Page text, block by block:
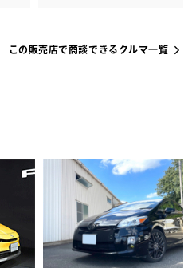
この販売店で商談できるクルマ一覧